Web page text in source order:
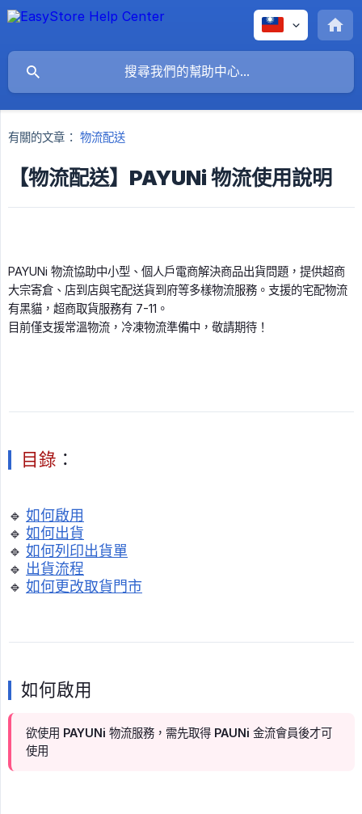
有關的文章： 物流配送
【物流配送】PAYUNi 物流使用說明
PAYUNi 物流協助中小型、個人戶電商解決商品出貨問題，提供超商
大宗寄倉、店到店與宅配送貨到府等多樣物流服務。支援的宅配物流
有黑貓，超商取貨服務有 7-11。
目前僅支援常溫物流，冷凍物流準備中，敬請期待！
目錄 ：
🔹 如何啟用
🔹 如何出貨
🔹 如何列印出貨單
🔹 出貨流程
🔹 如何更改取貨門市
如何啟用
欲使用 PAYUNi 物流服務，需先取得 PAUNi 金流會員後才可
使用